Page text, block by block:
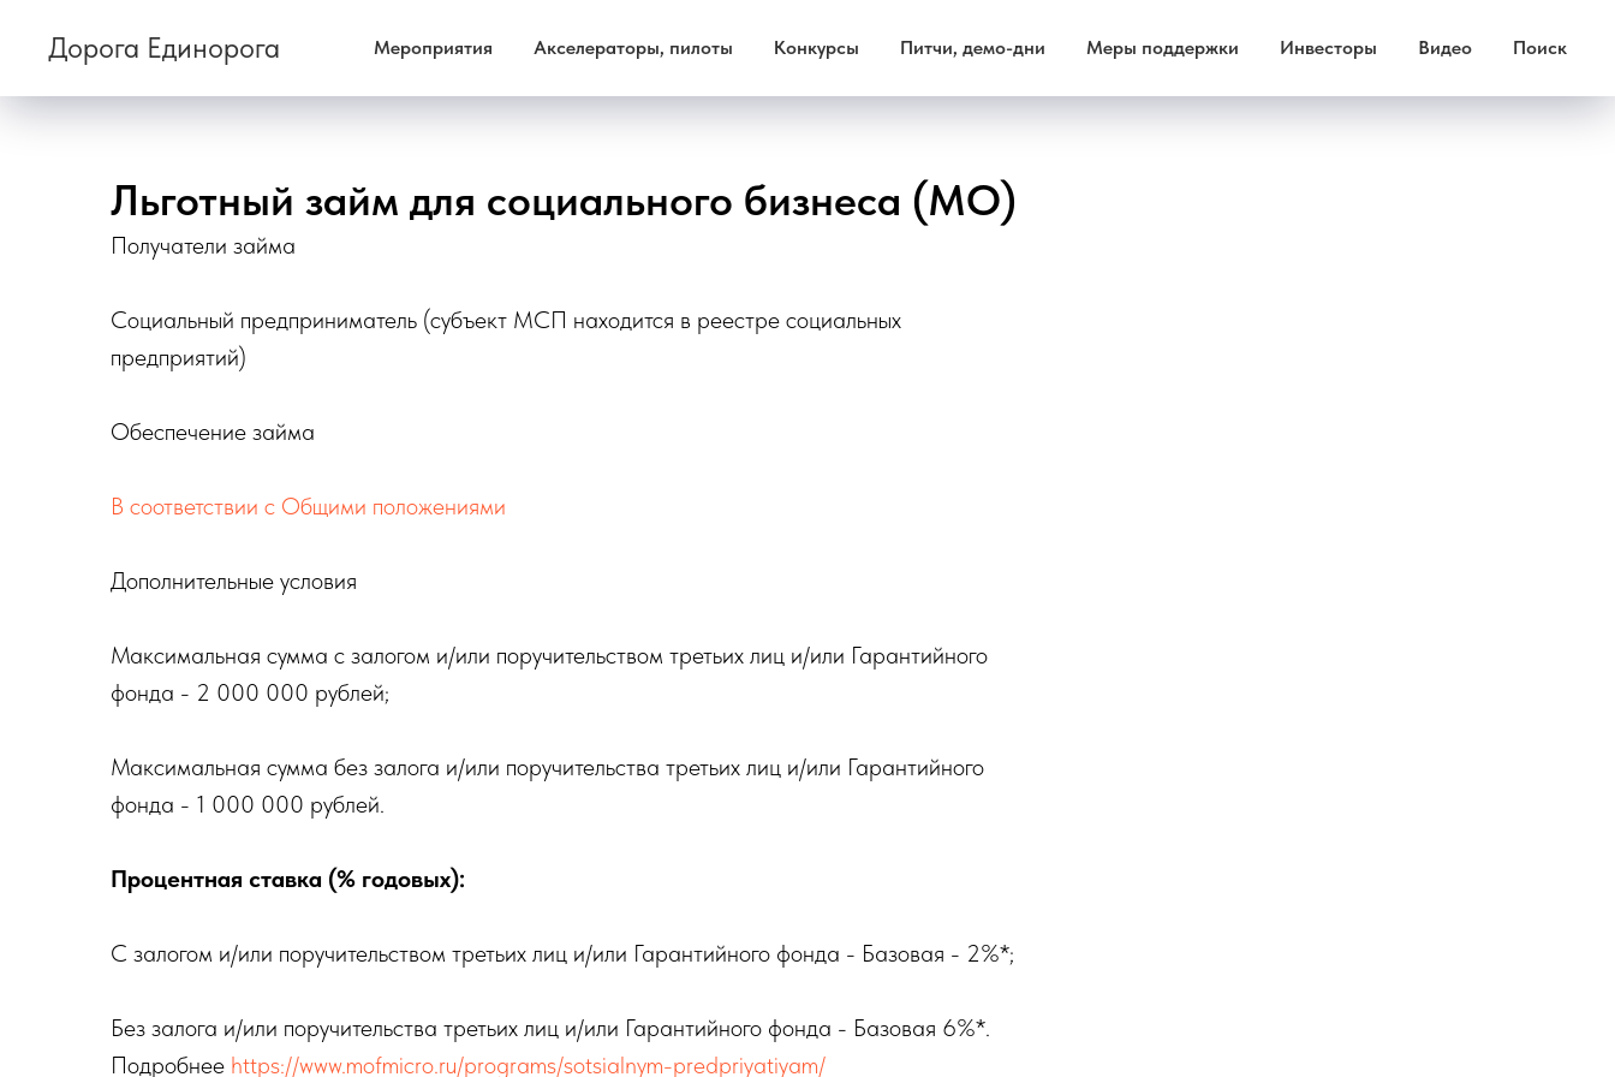
Дорога Единорога Мероприятия Акселераторы, пилоты Конкурсы Питчи, демо-дни Меры поддержки Инвесторы Видео Поиск
Льготный займ для социального бизнеса (МО)
Получатели займа
Социальный предприниматель (субъект МСП находится в реестре социальных
предприятий)
Обеспечение займа
В соответствии с Общими положениями
Дополнительные условия
Максимальная сумма с залогом и/или поручительством третьих лиц и/или Гарантийного
фонда - 2 000 000 рублей;
Максимальная сумма без залога и/или поручительства третьих лиц и/или Гарантийного
фонда - 1 000 000 рублей.
Процентная ставка (% годовых):
С залогом и/или поручительством третьих лиц и/или Гарантийного фонда - Базовая - 2%*;
Без залога и/или поручительства третьих лиц и/или Гарантийного фонда - Базовая 6%*.
Подробнее https://www.mofmicro.ru/programs/sotsialnym-predpriyatiyam/